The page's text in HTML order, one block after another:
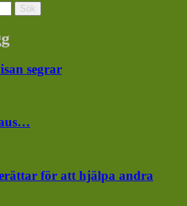
segrar
för att hjälpa andra